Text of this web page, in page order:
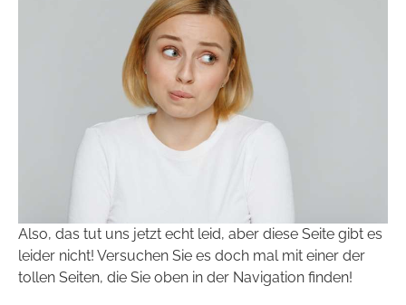
Also, das tut uns jetzt echt leid, aber diese Seite gibt es
leider nicht! Versuchen Sie es doch mal mit einer der
tollen Seiten, die Sie oben in der Navigation finden!